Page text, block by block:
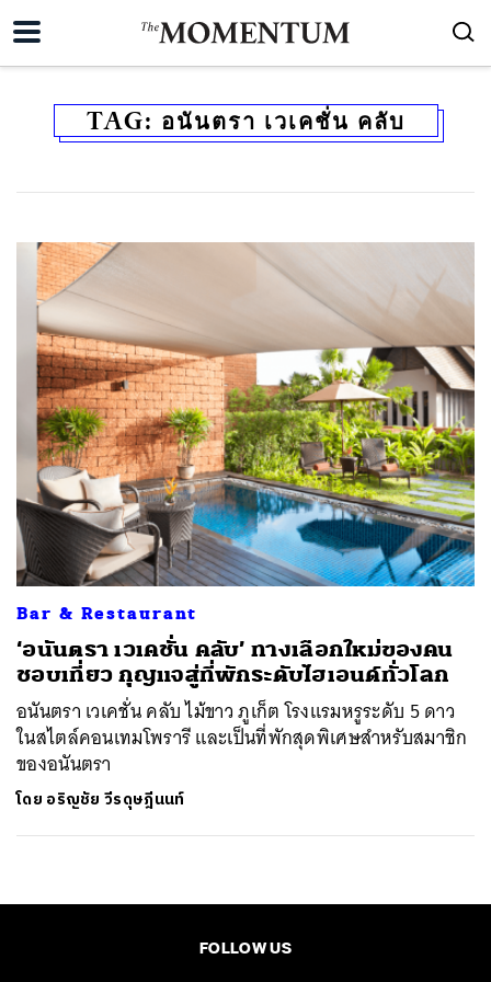
TAG: อนันตรา เวเคชั่น คลับ
Bar & Restaurant
‘อนันตรา เวเคชั่น คลับ’ ทางเลือกใหม่ของคน
ชอบเที่ยว กุญแจสู่ที่พักระดับไฮเอนด์ทั่วโลก
อนันตรา เวเคชั่น คลับ ไม้ขาว ภูเก็ต โรงแรมหรูระดับ 5 ดาว
ในสไตล์คอนเทมโพรารี และเป็นที่พักสุดพิเศษสำหรับสมาชิก
ของอนันตรา
โดย อริญชัย วีรดุษฎีนนท์
FOLLOW US
SHARE TWEET LINE EMAIL